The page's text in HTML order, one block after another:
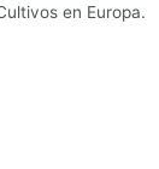
en Europa.